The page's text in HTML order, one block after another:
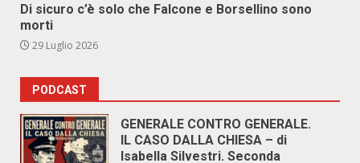
Di sicuro c’è solo che Falcone e Borsellino sono
morti
29 Luglio 2026
PODCAST
GENERALE CONTRO GENERALE.
IL CASO DALLA CHIESA – di
Isabella Silvestri. Seconda